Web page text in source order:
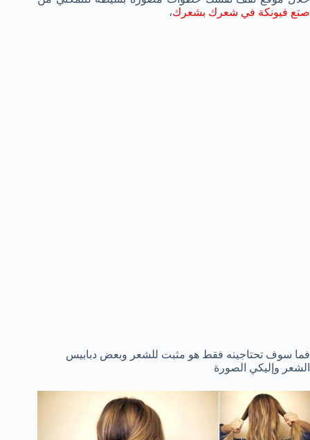
صتع فيونكة في شعرك بشعرك،
فما سوف تحتاجينه فقط هو مثبت للشعر وبعض دبابيس
الشعر وإليكي الصورة